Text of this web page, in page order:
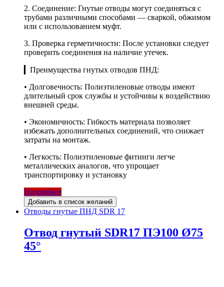
2. Соединение: Гнутые отводы могут соединяться с
трубами различными способами — сваркой, обжимом
или с использованием муфт.
3. Проверка герметичности: После установки следует
проверить соединения на наличие утечек.
▎Преимущества гнутых отводов ПНД:
• Долговечность: Полиэтиленовые отводы имеют
длительный срок службы и устойчивы к воздействию
внешней среды.
• Экономичность: Гибкость материала позволяет
избежать дополнительных соединений, что снижает
затраты на монтаж.
• Легкость: Полиэтиленовые фитинги легче
металлических аналогов, что упрощает
транспортировку и установку
Подробнее
Добавить в список желаний
Отводы гнутые ПНД SDR 17
Отвод гнутый SDR17 ПЭ100 Ø75
45°